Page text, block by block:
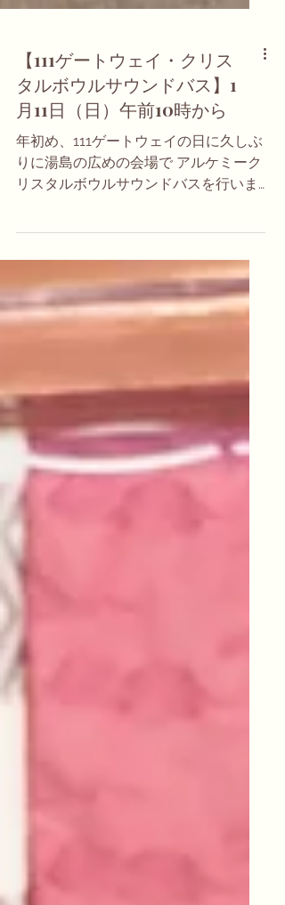
【111ゲートウェイ・クリス
タルボウルサウンドバス】1
月11日（日）午前10時から
年初め、111ゲートウェイの日に久しぶ
ゆりこ 久しぶりに二人で鳴らします。
2026年必要な音が届きますよう。 111
ゲートウェイの日 飛躍の年、2026 テ
ーマは「はじまる」＆ 2026年、1年を
場所： 千代田線湯島駅より徒歩3分ぐ
知らせ＞ 初売りセール（ウェブショッ
プにて、１月２日から１２日まで） 開
運クリスタルお守り 販売開始（1/6
から） 1月12日（月）10時から
YoutubeLive予定 2026年2月 クリスタ
ルボウルイントロ講座「瞑想力を高め
る」 2026年3月 クォンタムアルケミ
ークリスタルボウルプラクティショナ
ー講座レベル１開講予定 2026年5月
ルプラクティショナー講座レベル2開講
予定